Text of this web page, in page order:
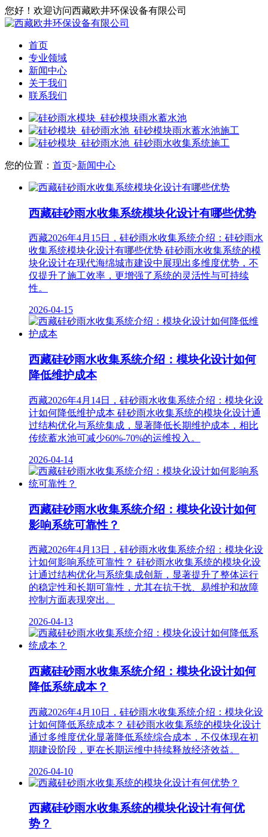
您好！欢迎访问西藏欧井环保设备有限公司
首页
专业领域
新闻中心
关于我们
联系我们
您的位置： 首页>新闻中心
西藏硅砂雨水收集系统模块化设计有哪些优势
西藏2026年4月15日，硅砂雨水收集系统介绍：硅砂雨水
收集系统模块化设计有哪些优势 硅砂雨水收集系统的模
块化设计‌在现代海绵城市建设中展现出多维度优势，不
仅提升了施工效率，更增强了系统的灵活性与可持续
性。
2026-04-15
西藏硅砂雨水收集系统介绍：模块化设计如何
降低维护成本
西藏2026年4月14日，硅砂雨水收集系统介绍：模块化设
计如何降低维护成本 硅砂雨水收集系统的模块化设计通
过结构优化与系统集成，显著降低长期维护成本‌，相比
传统蓄水池可减少60%-70%的运维投入。
2026-04-14
西藏硅砂雨水收集系统介绍：模块化设计如何
影响系统可靠性？
西藏2026年4月13日，硅砂雨水收集系统介绍：模块化设
计如何影响系统可靠性？ 硅砂雨水收集系统的模块化设
计‌通过结构优化与系统集成创新，显著提升了整体运行
的‌稳定性和长期可靠性‌，尤其在抗干扰、易维护和故障
控制方面表现突出。
2026-04-13
西藏硅砂雨水收集系统介绍：模块化设计如何
降低系统成本？
西藏2026年4月10日，硅砂雨水收集系统介绍：模块化设
计如何降低系统成本？ 硅砂雨水收集系统的模块化设计‌
通过多维度优化显著降低系统综合成本，不仅体现在初
期建设阶段，更在长期运维中持续释放经济效益。
2026-04-10
西藏硅砂雨水收集系统的模块化设计有何优
势？